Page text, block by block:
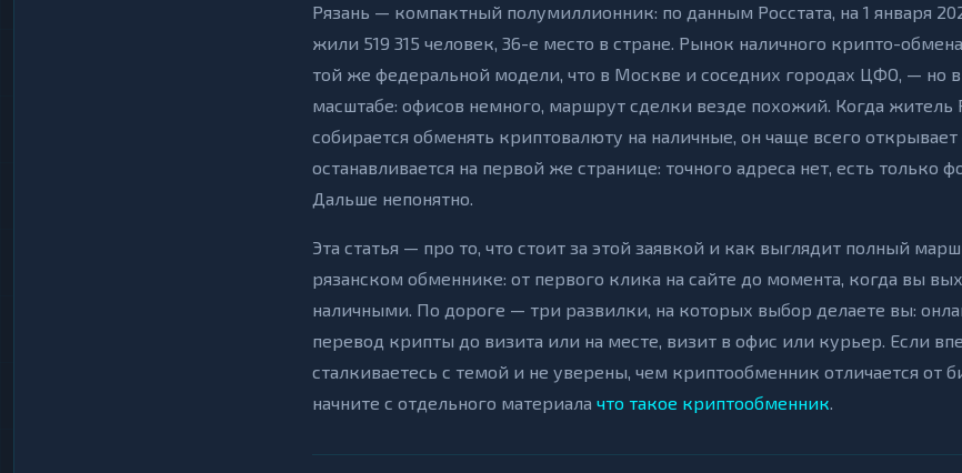
Рязань — компактный полумиллионник: по данным Росстата, на 1 января
жили 519 315 человек, 36-е место в стране. Рынок наличного крипто-
той же федеральной модели, что в Москве и соседних городах ЦФО, — но
масштабе: офисов немного, маршрут сделки везде похожий. Когда житель
собирается обменять криптовалюту на наличные, он чаще всего
останавливается на первой же странице: точного адреса нет, есть только
Дальше непонятно.
Эта статья — про то, что стоит за этой заявкой и как выглядит полный
рязанском обменнике: от первого клика на сайте до момента, когда вы
наличными. По дороге — три развилки, на которых выбор делаете вы:
перевод крипты до визита или на месте, визит в офис или курьер. Если
сталкиваетесь с темой и не уверены, чем криптообменник отличается от
начните с отдельного материала что такое криптообменник.